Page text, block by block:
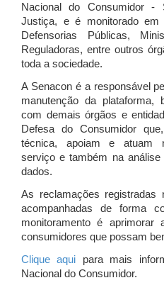
Nacional do Consumidor -
Justiça, e é monitorado
Defensorias Públicas,
Reguladoras, entre outros
toda a sociedade.
A Senacon é a responsável
manutenção da plataforma,
com demais órgãos e
Defesa do Consumidor
técnica, apoiam e atuam
serviço e também na
dados.
As reclamações
acompanhadas de forma
monitoramento é
consumidores que possam
Clique aqui para mais
Nacional do Consumidor.